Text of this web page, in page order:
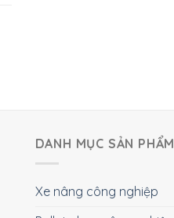
DANH MỤC SẢN PHẨM
Xe nâng công nghiệp